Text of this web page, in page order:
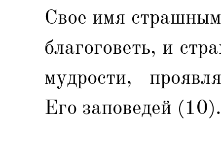
Свое имя
благоговеть, и
мудрости,
Его заповедей (10).